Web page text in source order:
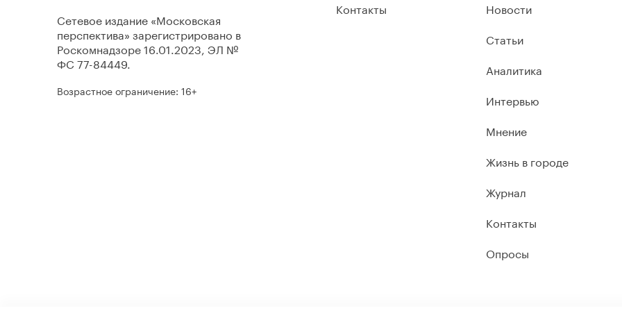
Сетевое издание «Московская
перспектива» зарегистрировано в
Роскомнадзоре 16.01.2023, ЭЛ №
ФС 77-84449.
Возрастное ограничение: 16+
Контакты
Новости
Статьи
Аналитика
Интервью
Мнение
Жизнь в городе
Журнал
Контакты
Опросы